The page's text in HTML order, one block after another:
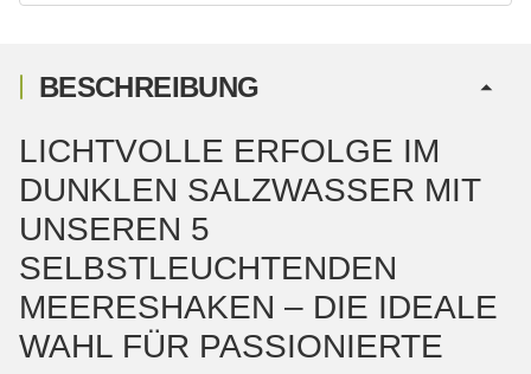
BESCHREIBUNG
LICHTVOLLE ERFOLGE IM
DUNKLEN SALZWASSER MIT
UNSEREN 5
SELBSTLEUCHTENDEN
MEERESHAKEN – DIE IDEALE
WAHL FÜR PASSIONIERTE